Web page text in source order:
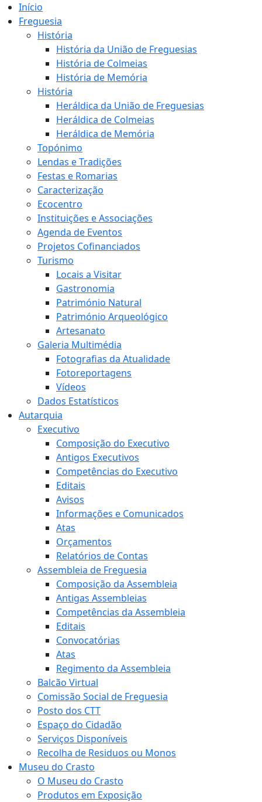
Início
Freguesia
História
História da União de Freguesias
História de Colmeias
História de Memória
História
Heráldica da União de Freguesias
Heráldica de Colmeias
Heráldica de Memória
Topónimo
Lendas e Tradições
Festas e Romarias
Caracterização
Ecocentro
Instituições e Associações
Agenda de Eventos
Projetos Cofinanciados
Turismo
Locais a Visitar
Gastronomia
Património Natural
Património Arqueológico
Artesanato
Galeria Multimédia
Fotografias da Atualidade
Fotoreportagens
Vídeos
Dados Estatísticos
Autarquia
Executivo
Composição do Executivo
Antigos Executivos
Competências do Executivo
Editais
Avisos
Informações e Comunicados
Atas
Orçamentos
Relatórios de Contas
Assembleia de Freguesia
Composição da Assembleia
Antigas Assembleias
Competências da Assembleia
Editais
Convocatórias
Atas
Regimento da Assembleia
Balcão Virtual
Comissão Social de Freguesia
Posto dos CTT
Espaço do Cidadão
Serviços Disponíveis
Recolha de Residuos ou Monos
Museu do Crasto
O Museu do Crasto
Produtos em Exposição